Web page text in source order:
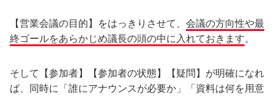
【営業会議の目的】をはっきりさせて、 会議の方向性や最
終ゴールをあらかじめ議長の頭の中に入れておきます。
そして【参加者】【参加者の状態】【疑問】が明確になれ
ば、同時に「誰にアナウンスが必要か」「資料は何を用意